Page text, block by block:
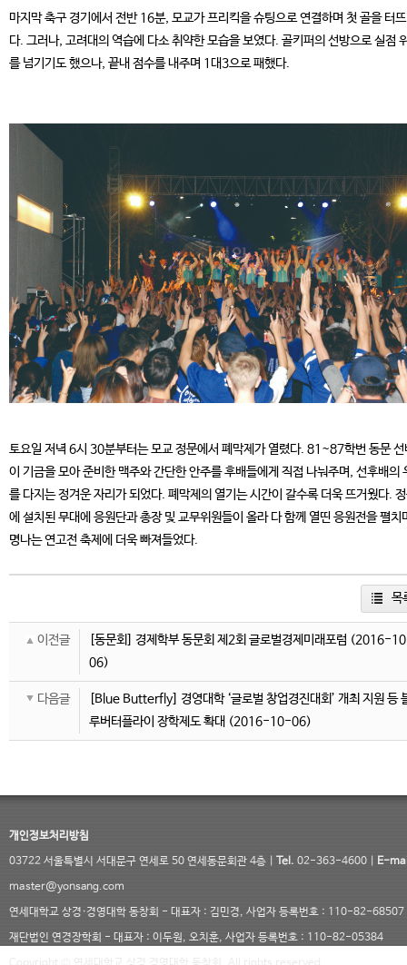
마지막 축구 경기에서 전반 16분, 모교가 프리킥을 슈팅으로 연결하며 첫 골을 터
다. 그러나, 고려대의 역습에 다소 취약한 모습을 보였다. 골키퍼의 선방으로 실점
를 넘기기도 했으나, 끝내 점수를 내주며 1대3으로 패했다.
토요일 저녁 6시 30분부터는 모교 정문에서 폐막제가 열렸다. 81~87학번 동문 선
이 기금을 모아 준비한 맥주와 간단한 안주를 후배들에게 직접 나눠주며, 선후배의
를 다지는 정겨운 자리가 되었다. 폐막제의 열기는 시간이 갈수록 더욱 뜨거웠다.
에 설치된 무대에 응원단과 총장 및 교무위원들이 올라 다 함께 열띤 응원전을 펼치
명나는 연고전 축제에 더욱 빠져들었다.
목
이전글 [동문회] 경제학부 동문회 제2회 글로벌경제미래포럼 (2016-
06)
다음글
[Blue Butterfly] 경영대학 ‘글로벌 창업경진대회’ 개최 지원 등
루버터플라이 장학제도 확대 (2016-10-06)
개인정보처리방침
03722 서울특별시 서대문구 연세로 50 연세동문회관 4층 | Tel. 02-363-4600 |
E-
master@yonsang.com
연세대학교 상경·경영대학 동창회 - 대표자 : 김민경, 사업자 등록번호 : 110-82-68507
재단법인 연경장학회 - 대표자 : 이두원, 오치훈, 사업자 등록번호 : 110-82-05384